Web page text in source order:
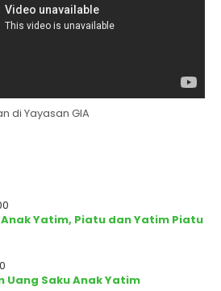
di Yayasan GIA
Yatim, Piatu dan Yatim Piatu
Uang Saku Anak Yatim